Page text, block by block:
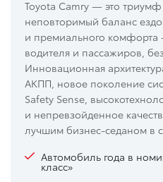
Toyota Camry — это
неповторимый баланс
и премиального комфорта
водителя и пассажиров,
Инновационная
АКПП, новое поколение
Safety Sense,
и непревзойденное
лучшим бизнес-седаном в
Автомобиль года в
класс»